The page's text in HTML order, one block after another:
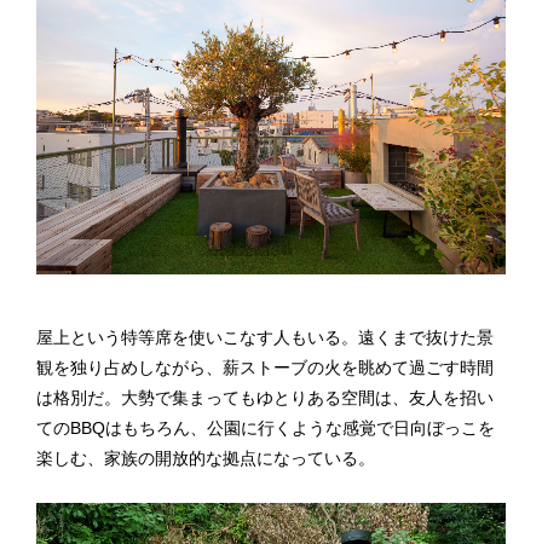
屋上という特等席を使いこなす人もいる。遠くまで抜けた景
観を独り占めしながら、薪ストーブの火を眺めて過ごす時間
は格別だ。大勢で集まってもゆとりある空間は、友人を招い
てのBBQはもちろん、公園に行くような感覚で日向ぼっこを
楽しむ、家族の開放的な拠点になっている。